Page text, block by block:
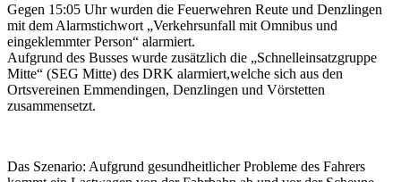
Gegen 15:05 Uhr wurden die Feuerwehren Reute und Denzlingen
mit dem Alarmstichwort „Verkehrsunfall mit Omnibus und
eingeklemmter Person“ alarmiert.
Aufgrund des Busses wurde zusätzlich die „Schnelleinsatzgruppe
Mitte“ (SEG Mitte) des DRK alarmiert,welche sich aus den
Ortsvereinen Emmendingen, Denzlingen und Vörstetten
zusammensetzt.
Das Szenario: Aufgrund gesundheitlicher Probleme des Fahrers